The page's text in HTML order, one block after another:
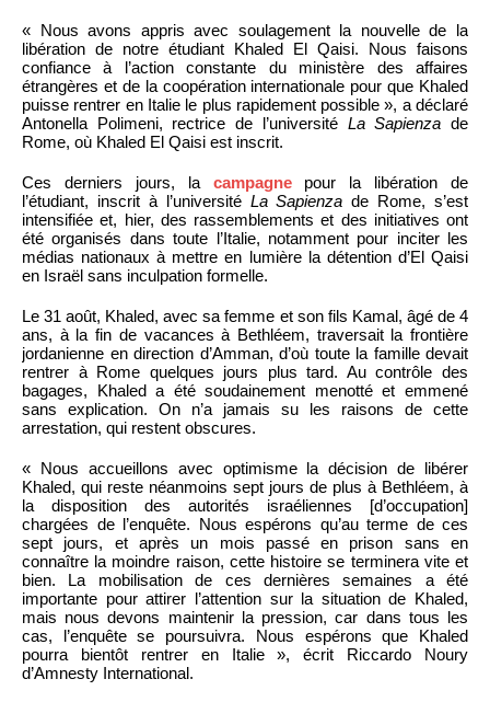
« Nous avons appris avec soulagement la nouvelle de la
libération de notre étudiant Khaled El Qaisi. Nous faisons
confiance à l’action constante du ministère des affaires
étrangères et de la coopération internationale pour que Khaled
puisse rentrer en Italie le plus rapidement possible », a déclaré
Antonella Polimeni, rectrice de l’université La Sapienza de
Rome, où Khaled El Qaisi est inscrit.
Ces derniers jours, la campagnepour la libération de
l’étudiant, inscrit à l’université La Sapienza de Rome, s’est
intensifiée et, hier, des rassemblements et des initiatives ont
été organisés dans toute l’Italie, notamment pour inciter les
médias nationaux à mettre en lumière la détention d’El Qaisi
en Israël sans inculpation formelle.
Le 31 août, Khaled, avec sa femme et son fils Kamal, âgé de 4
ans, à la fin de vacances à Bethléem, traversait la frontière
jordanienne en direction d’Amman, d’où toute la famille devait
rentrer à Rome quelques jours plus tard. Au contrôle des
bagages, Khaled a été soudainement menotté et emmené
sans explication. On n’a jamais su les raisons de cette
arrestation, qui restent obscures.
« Nous accueillons avec optimisme la décision de libérer
Khaled, qui reste néanmoins sept jours de plus à Bethléem, à
la disposition des autorités israéliennes [d’occupation]
chargées de l’enquête. Nous espérons qu’au terme de ces
sept jours, et après un mois passé en prison sans en
connaître la moindre raison, cette histoire se terminera vite et
bien. La mobilisation de ces dernières semaines a été
importante pour attirer l’attention sur la situation de Khaled,
mais nous devons maintenir la pression, car dans tous les
cas, l’enquête se poursuivra. Nous espérons que Khaled
pourra bientôt rentrer en Italie », écrit Riccardo Noury
d’Amnesty International.